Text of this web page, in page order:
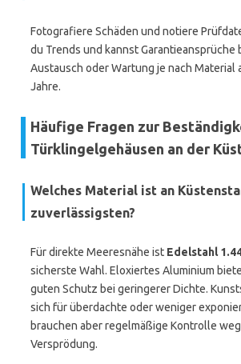
Fotografiere Schäden und notiere
du Trends und kannst Garantieansprüche
Austausch oder Wartung je nach Material
Jahre.
Häufige Fragen zur
Türklingelgehäusen an der
Welches Material ist an
zuverlässigsten?
Für direkte Meeresnähe ist Edelstahl
sicherste Wahl. Eloxiertes Aluminium
guten Schutz bei geringerer Dichte.
sich für überdachte oder weniger
brauchen aber regelmäßige Kontrolle
Versprödung.